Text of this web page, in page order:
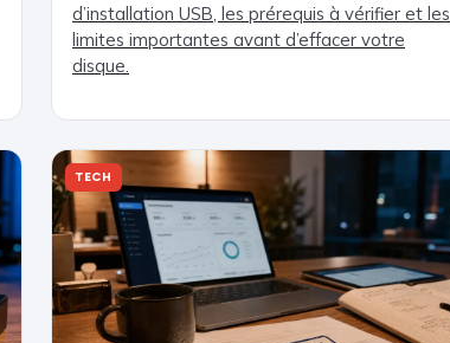
d’installation USB, les prérequis à vérifier et les
limites importantes avant d’effacer votre
disque.
TECH